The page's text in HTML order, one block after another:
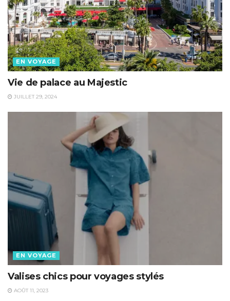
EN VOYAGE
Vie de palace au Majestic
JUILLET 29, 2024
EN VOYAGE
Valises chics pour voyages stylés
AOÛT 11, 2023